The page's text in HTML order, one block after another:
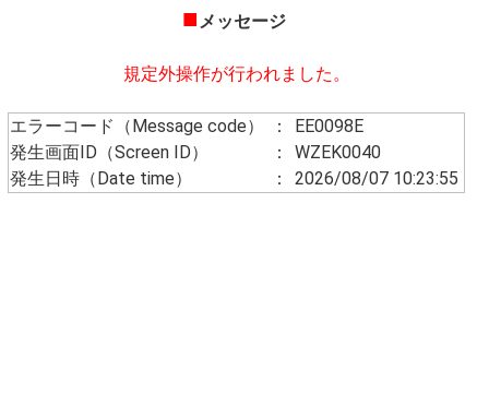
■メッセージ
規定外操作が行われました。
エラーコード（Message code） ：
EE0098E
発生画面ID（Screen ID）
：
WZEK0040
発生日時（Date time）
： 2026/08/07 10:23:55